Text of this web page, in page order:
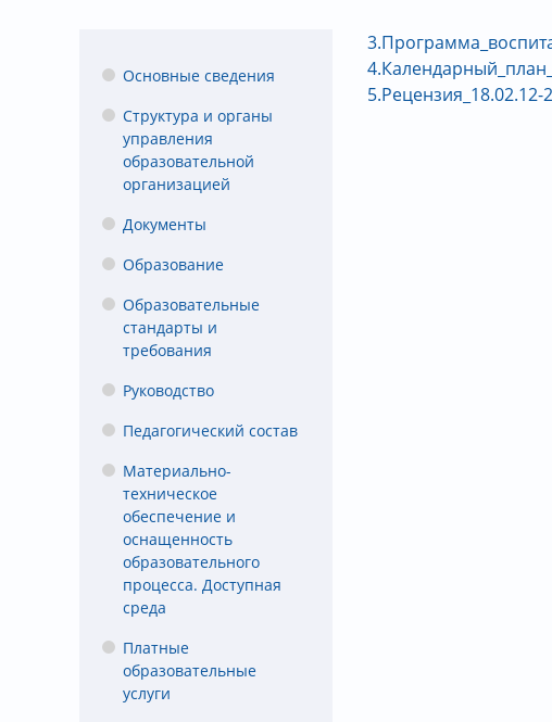
Основные сведения
Структура и органы
управления
образовательной
организацией
Документы
Образование
Образовательные
стандарты и
требования
Руководство
Педагогический состав
Материально-
техническое
обеспечение и
оснащенность
образовательного
процесса. Доступная
среда
Платные
образовательные
услуги
5.Рецензия_18.02.12-